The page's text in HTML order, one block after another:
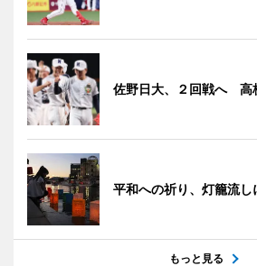
佐野日大、２回戦へ 高
平和への祈り、灯籠流し
もっと見る